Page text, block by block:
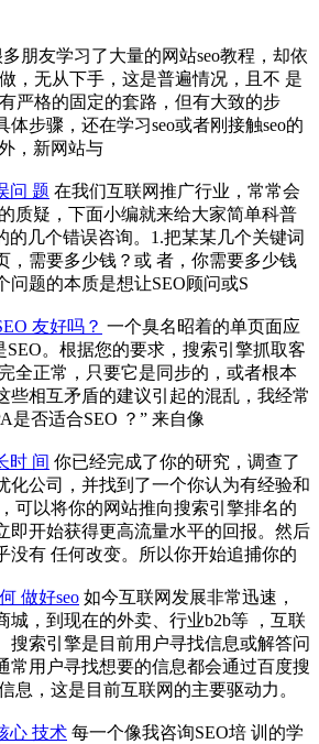
朋友学习了大量的网站seo教程，却依
，无从下手，这是普遍情况，且不 是
严格的固定的套路，但有大致的步
步骤，还在学习seo或者刚接触seo的
，新网站与
问 题 在我们互联网推广行业，常常会
质疑，下面小编就来给大家简单科普
的几个错误咨询。1.把某某几个关键词
，需要多少钱？或 者，你需要多少钱
问题的本质是想让SEO顾问或S
友好吗？ 一个臭名昭着的单页面应
SEO。根据您的要求，搜索引擎抓取客
全正常，只要它是同步的，或者根本
些相互矛盾的建议引起的混乱，我经常
是否适合SEO ？” 来自像
时 间 你已经完成了你的研究，调查了
化公司，并找到了一个你认为有经验和
可以将你的网站推向搜索引擎排名的
即开始获得更高流量水平的回报。然后
没有 任何改变。所以你开始追捕你的
做好seo 如今互联网发展非常迅速，
城，到现在的外卖、行业b2b等 ，互联
搜索引擎是目前用户寻找信息或解答问
常用户寻找想要的信息都会通过百度搜
息，这是目前互联网的主要驱动力。
心 技术 每一个像我咨询SEO培 训的学